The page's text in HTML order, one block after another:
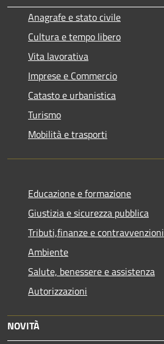
Anagrafe e stato civile
Cultura e tempo libero
Vita lavorativa
Imprese e Commercio
Catasto e urbanistica
Turismo
Mobilità e trasporti
Educazione e formazione
Giustizia e sicurezza pubblica
Tributi,finanze e contravvenzioni
Ambiente
Salute, benessere e assistenza
Autorizzazioni
NOVITÀ